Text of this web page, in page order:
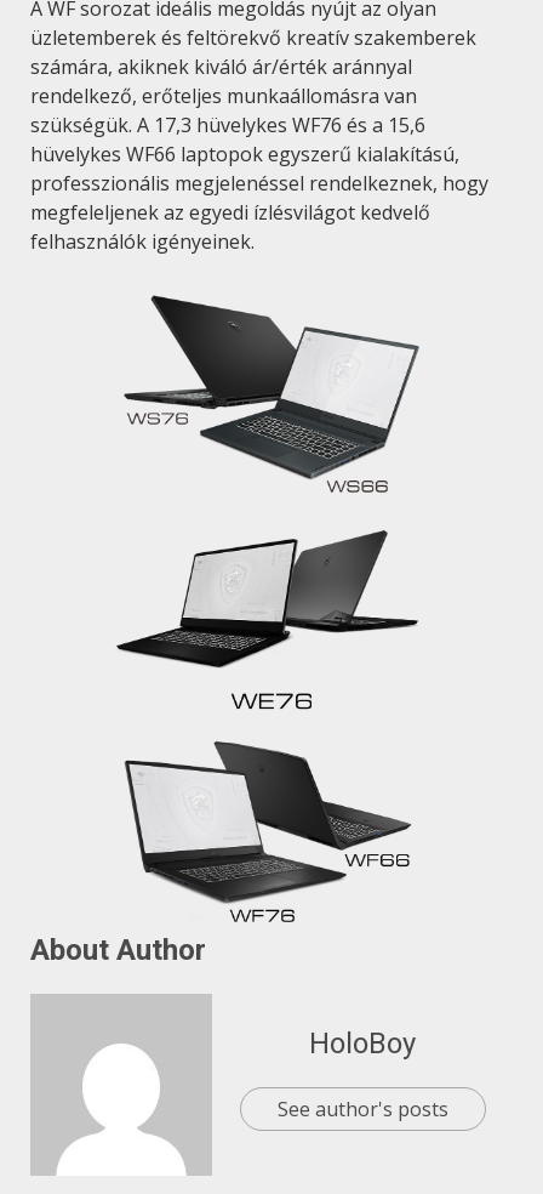
A WF sorozat ideális megoldás nyújt az olyan
üzletemberek és feltörekvő kreatív szakemberek
számára, akiknek kiváló ár/érték aránnyal
rendelkező, erőteljes munkaállomásra van
szükségük. A 17,3 hüvelykes WF76 és a 15,6
hüvelykes WF66 laptopok egyszerű kialakítású,
professzionális megjelenéssel rendelkeznek, hogy
megfeleljenek az egyedi ízlésvilágot kedvelő
felhasználók igényeinek.
About Author
HoloBoy
See author's posts